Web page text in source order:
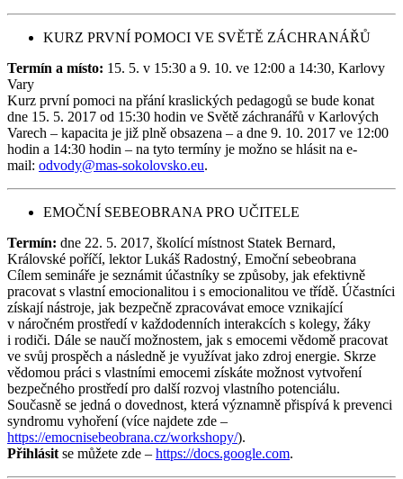
KURZ PRVNÍ POMOCI VE SVĚTĚ ZÁCHRANÁŘŮ
Termín a místo: 15. 5. v 15:30 a 9. 10. ve 12:00 a 14:30, Karlovy
Vary
Kurz první pomoci na přání kraslických pedagogů se bude konat
dne 15. 5. 2017 od 15:30 hodin ve Světě záchranářů v Karlových
Varech – kapacita je již plně obsazena – a dne 9. 10. 2017 ve 12:00
hodin a 14:30 hodin – na tyto termíny je možno se hlásit na e-
mail: odvody@mas-sokolovsko.eu.
EMOČNÍ SEBEOBRANA PRO UČITELE
Termín: dne 22. 5. 2017, školící místnost Statek Bernard,
Královské poříčí, lektor Lukáš Radostný, Emoční sebeobrana
Cílem semináře je seznámit účastníky se způsoby, jak efektivně
pracovat s vlastní emocionalitou i s emocionalitou ve třídě. Účastníci
získají nástroje, jak bezpečně zpracovávat emoce vznikající
v náročném prostředí v každodenních interakcích s kolegy, žáky
i rodiči. Dále se naučí možnostem, jak s emocemi vědomě pracovat
ve svůj prospěch a následně je využívat jako zdroj energie. Skrze
vědomou práci s vlastními emocemi získáte možnost vytvoření
bezpečného prostředí pro další rozvoj vlastního potenciálu.
Současně se jedná o dovednost, která významně přispívá k prevenci
syndromu vyhoření (více najdete zde –
https://emocnisebeobrana.cz/workshopy/).
Přihlásit se můžete zde – https://docs.google.com.